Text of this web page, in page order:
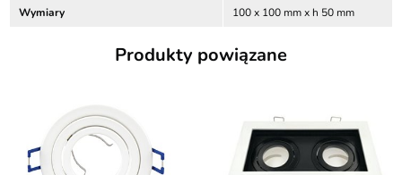
Wymiary 100 x 100 mm x h 50 mm
Produkty powiązane